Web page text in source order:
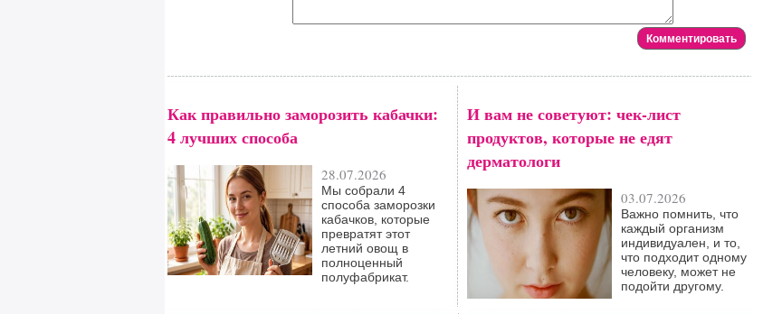
Как правильно заморозить кабачки:
4 лучших способа
28.07.2026
Мы собрали 4
способа заморозки
кабачков, которые
превратят этот
летний овощ в
полноценный
полуфабрикат.
И вам не советуют: чек-лист
продуктов, которые не едят
дерматологи
03.07.2026
Важно помнить, что
каждый организм
индивидуален, и то,
что подходит одному
человеку, может не
подойти другому.